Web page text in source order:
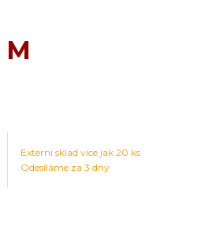
Externí sklad více jak 20 ks
Odesíláme za 3 dny